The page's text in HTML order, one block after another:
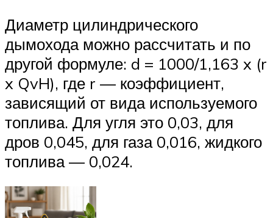
Диаметр цилиндрического
дымохода можно рассчитать и по
другой формуле: d = 1000/1,163 x (r
x QvH), где r — коэффициент,
зависящий от вида используемого
топлива. Для угля это 0,03, для
дров 0,045, для газа 0,016, жидкого
топлива — 0,024.